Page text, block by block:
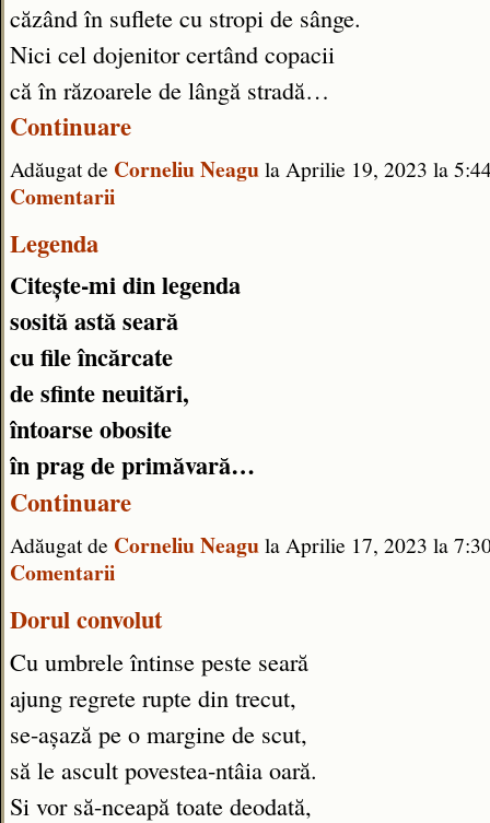
căzând în suflete cu stropi de sânge.
Nici cel dojenitor certând copacii
că în răzoarele de lângă stradă…
Continuare
Adăugat de Corneliu Neagula Aprilie 19, 2023 la
Comentarii
Legenda
Citește-mi din legenda
sosită astă seară
cu file încărcate
de sfinte neuitări,
întoarse obosite
în prag de primăvară…
Continuare
Adăugat de Corneliu Neagula Aprilie 17, 2023 la
Comentarii
Dorul convolut
Cu umbrele întinse peste seară
ajung regrete rupte din trecut,
se-așază pe o margine de scut,
să le ascult povestea-ntâia oară.
Si vor să-nceapă toate deodată,